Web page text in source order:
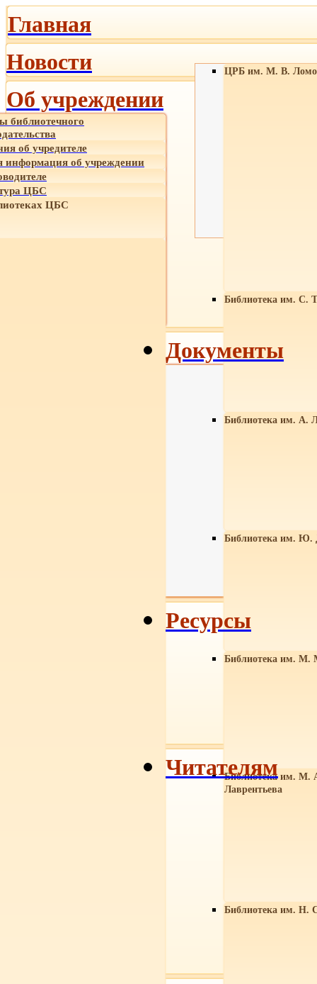
Главная
Новости
Об учреждении
библиотечного
об учредителе
об учреждении
ЦБС
ЦБС
ЦРБ им. М. В.
Библиотека им. С.
Библиотека им. А.
Библиотека им. Ю.
Библиотека им. М.
Библиотека им. М.
Лаврентьева
Библиотека им. Н.
Документы
Ресурсы
Читателям